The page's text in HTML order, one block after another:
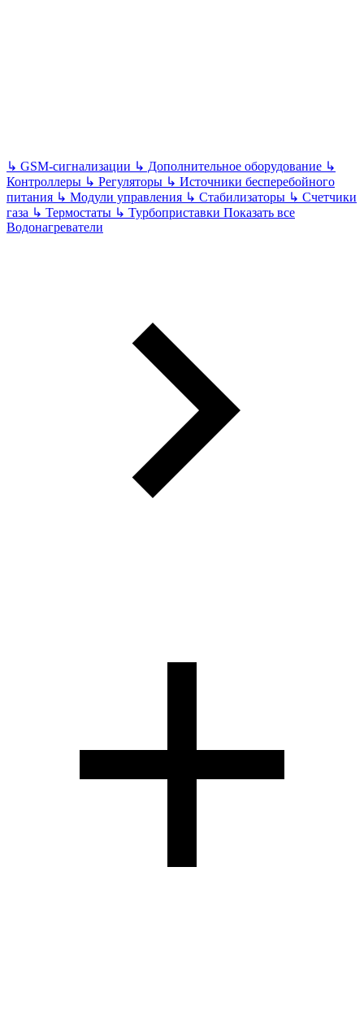
↳ GSM-сигнализации ↳ Дополнительное оборудование ↳
Контроллеры ↳ Регуляторы ↳ Источники бесперебойного
питания ↳ Модули управления ↳ Стабилизаторы ↳ Счетчики
газа ↳ Термостаты ↳ Турбоприставки Показать все
Водонагреватели